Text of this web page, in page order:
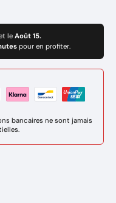
le Août 15.
pour en profiter.
bancaires ne sont jamais